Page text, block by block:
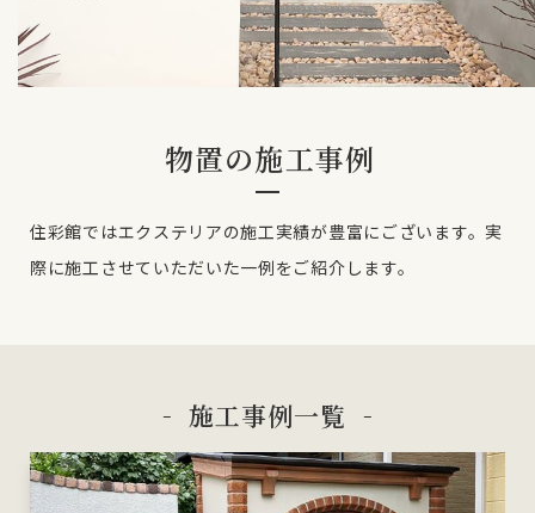
物置の施工事例
住彩館ではエクステリアの施工実績が豊富にございます。実
際に施工させていただいた一例をご紹介します。
施工事例一覧